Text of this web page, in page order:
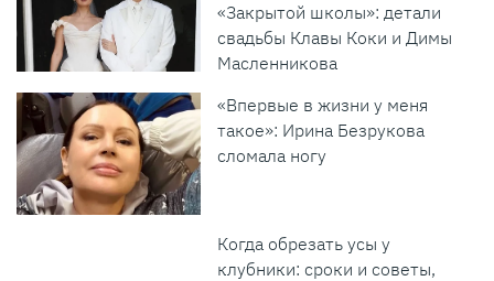
«Закрытой школы»: детали
свадьбы Клавы Коки и Димы
Масленникова
«Впервые в жизни у меня
такое»: Ирина Безрукова
сломала ногу
Когда обрезать усы у
клубники: сроки и советы,